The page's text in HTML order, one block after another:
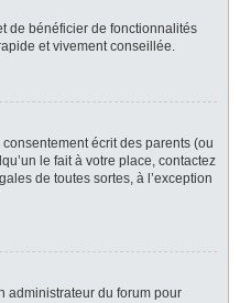
de bénéficier de fonctionnalités
et vivement conseillée.
écrit des parents (ou
le fait à votre place, contactez
de toutes sortes, à l’exception
administrateur du forum pour